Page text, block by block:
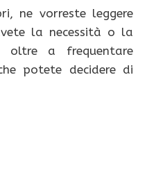
ne vorreste leggere
la necessità o la
oltre a frequentare
potete decidere di